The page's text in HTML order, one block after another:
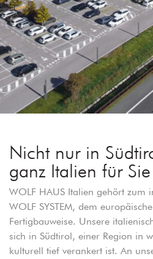
Nicht nur in
ganz Italien für
WOLF HAUS Italien gehört zum
WOLF SYSTEM, dem
Fertigbauweise. Unsere
sich in Südtirol, einer Region in
kulturell tief verankert ist. An